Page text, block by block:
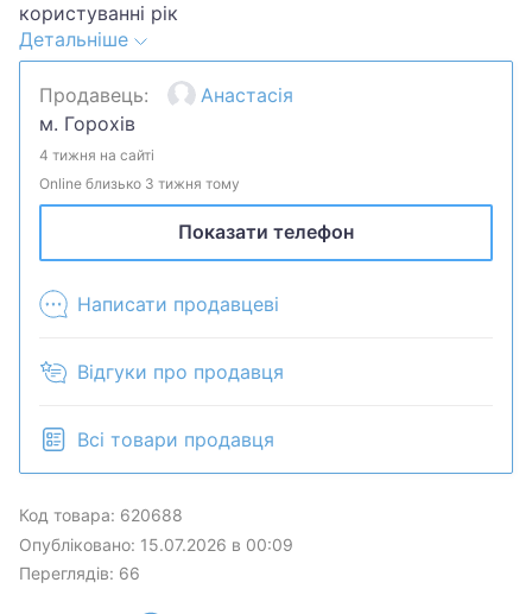
користуванні рік
Купувала за 800
Детальніше
Продавець:
Анастасія
м. Горохів
4 тижня на сайті
Online близько 3 тижня тому
Показати телефон
Написати продавцеві
Відгуки про продавця
Всі товари продавця
Код товара: 620688
Опубліковано: 15.07.2026 в 00:09
Переглядів: 66